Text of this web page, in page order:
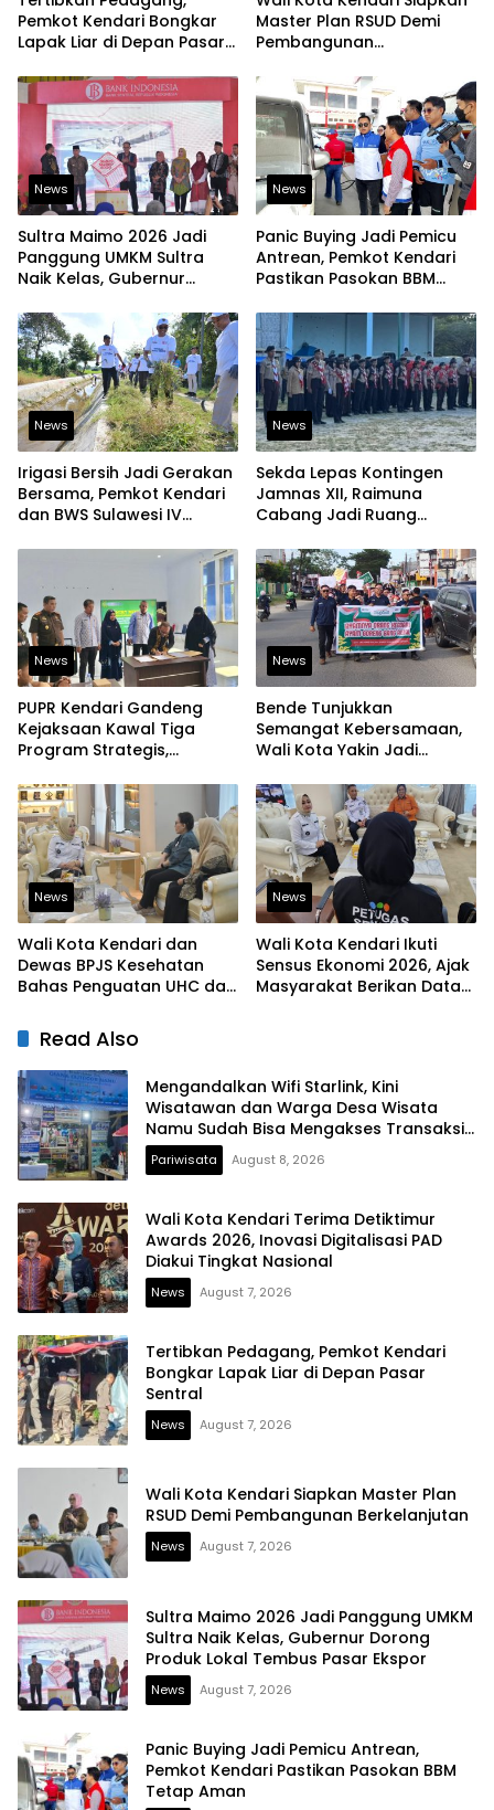
Pemkot Kendari Bongkar
Lapak Liar di Depan Pasar
Master Plan RSUD Demi
Pembangunan
News
Sultra Maimo 2026 Jadi
Panggung UMKM Sultra
Naik Kelas, Gubernur
Tembus Pasar Ekspor
News
Panic Buying Jadi Pemicu
Antrean, Pemkot Kendari
Pastikan Pasokan BBM
News
Irigasi Bersih Jadi Gerakan
Bersama, Pemkot Kendari
dan BWS Sulawesi IV
Pangan
News
Sekda Lepas Kontingen
Jamnas XII, Raimuna
Cabang Jadi Ruang
dan Berjiwa Pemimpin
News
PUPR Kendari Gandeng
Kejaksaan Kawal Tiga
Program Strategis,
Bangun Infrastruktur
Berintegritas
News
Bende Tunjukkan
Semangat Kebersamaan,
Wali Kota Yakin Jadi
Lain
News
Wali Kota Kendari dan
Dewas BPJS Kesehatan
Bahas Penguatan UHC dan
Kesehatan
News
Wali Kota Kendari Ikuti
Sensus Ekonomi 2026, Ajak
Masyarakat Berikan Data
Read Also
Mengandalkan Wifi Starlink, Kini
Wisatawan dan Warga Desa Wisata
Namu Sudah Bisa Mengakses Transaksi
Digital
Pariwisata August 8, 2026
Wali Kota Kendari Terima Detiktimur
Awards 2026, Inovasi Digitalisasi PAD
Diakui Tingkat Nasional
News August 7, 2026
Tertibkan Pedagang, Pemkot Kendari
Bongkar Lapak Liar di Depan Pasar
Sentral
News August 7, 2026
Wali Kota Kendari Siapkan Master Plan
RSUD Demi Pembangunan Berkelanjutan
News August 7, 2026
Sultra Maimo 2026 Jadi Panggung UMKM
Sultra Naik Kelas, Gubernur Dorong
Produk Lokal Tembus Pasar Ekspor
News August 7, 2026
Panic Buying Jadi Pemicu Antrean,
Pemkot Kendari Pastikan Pasokan BBM
Tetap Aman